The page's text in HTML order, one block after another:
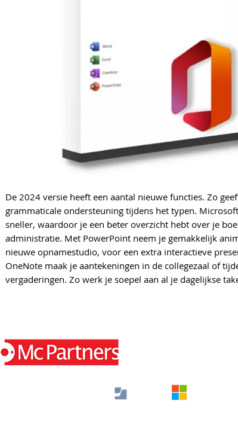
De 2024 versie heeft een aantal nieuwe functies. Zo
grammaticale ondersteuning tijdens het typen.
sneller, waardoor je een beter overzicht hebt over je
administratie. Met PowerPoint neem je gemakkelijk
nieuwe opnamestudio, voor een extra interactieve
OneNote maak je aantekeningen in de collegezaal of
vergaderingen. Zo werk je soepel aan al je dagelijkse